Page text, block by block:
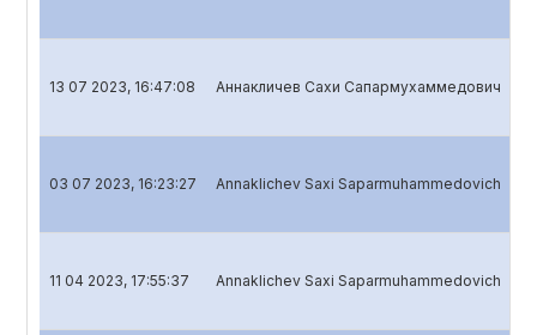
13 07 2023, 16:47:08 Аннакличев Сахи Сапармухаммедович
03 07 2023, 16:23:27 Annaklichev Saxi Saparmuhammedovich
11 04 2023, 17:55:37 Annaklichev Saxi Saparmuhammedovich